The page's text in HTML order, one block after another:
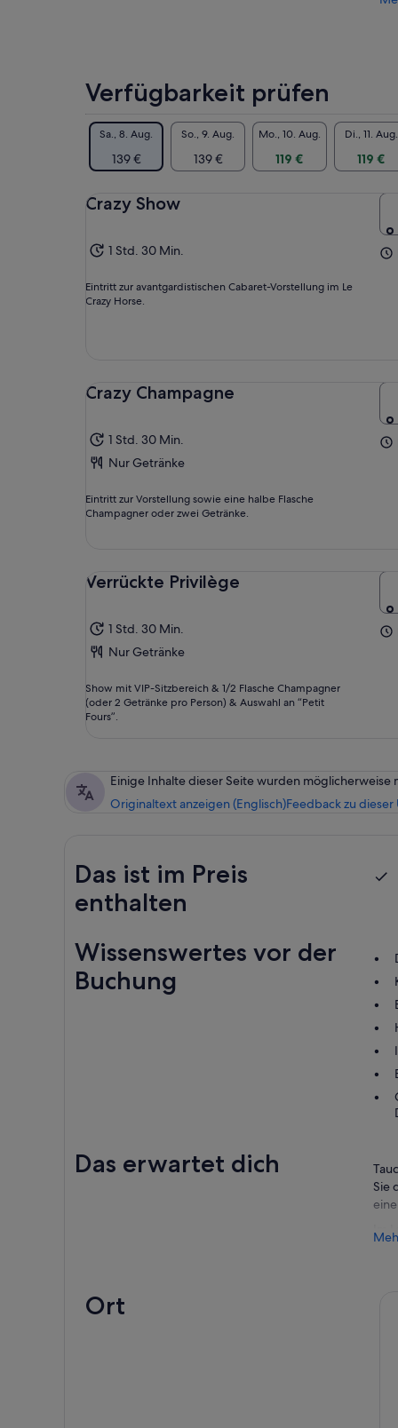
Verfügbarkeit prüfen
Sa., 8. Aug.
139 €
So., 9. Aug.
139 €
Mo., 10. Aug.
119 €
Di., 11. Aug.
119 €
Crazy Show
1 Std. 30 Min.
Eintritt zur avantgardistischen Cabaret-Vorstellung im Le
Crazy Horse.
Crazy Champagne
1 Std. 30 Min.
Nur Getränke
Eintritt zur Vorstellung sowie eine halbe Flasche
Champagner oder zwei Getränke.
Verrückte Privilège
1 Std. 30 Min.
Nur Getränke
Show mit VIP-Sitzbereich & 1/2 Flasche Champagner
(oder 2 Getränke pro Person) & Auswahl an “Petit
Fours”.
Einige Inhalte dieser Seite wurden möglicherweise
Originaltext anzeigen (Englisch)Feedback zu
Das ist im Preis
enthalten
Wissenswertes vor der
Buchung
Das erwartet dich
Sie
Im
Ort